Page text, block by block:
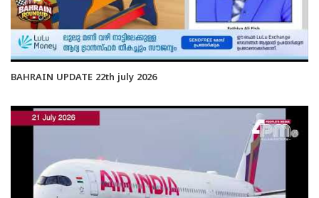
BAHRAIN UPDATE 22th july 2026